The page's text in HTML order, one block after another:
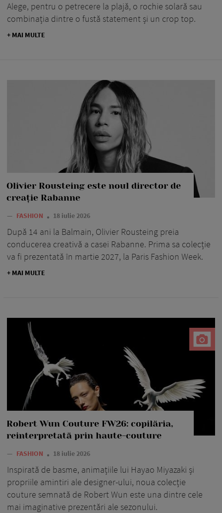
Alege, pentru o petrecere la plajă, o rochie solară sau
combinația dintre o fustă statement și un crop top.
+ MAI MULTE
Olivier Rousteing este noul director de
creație Rabanne
— FASHION 18 iulie 2026
După 14 ani la Balmain, Olivier Rousteing preia
conducerea creativă a casei Rabanne. Prima sa colecție
va fi prezentată în martie 2027, la Paris Fashion Week.
+ MAI MULTE
Robert Wun Couture FW26: copilăria,
reinterpretată prin haute-couture
— FASHION 18 iulie 2026
Inspirată de basme, animațiile lui Hayao Miyazaki și
propriile amintiri ale designer-ului, noua colecție
couture semnată de Robert Wun este una dintre cele
mai imaginative prezentări ale sezonului.